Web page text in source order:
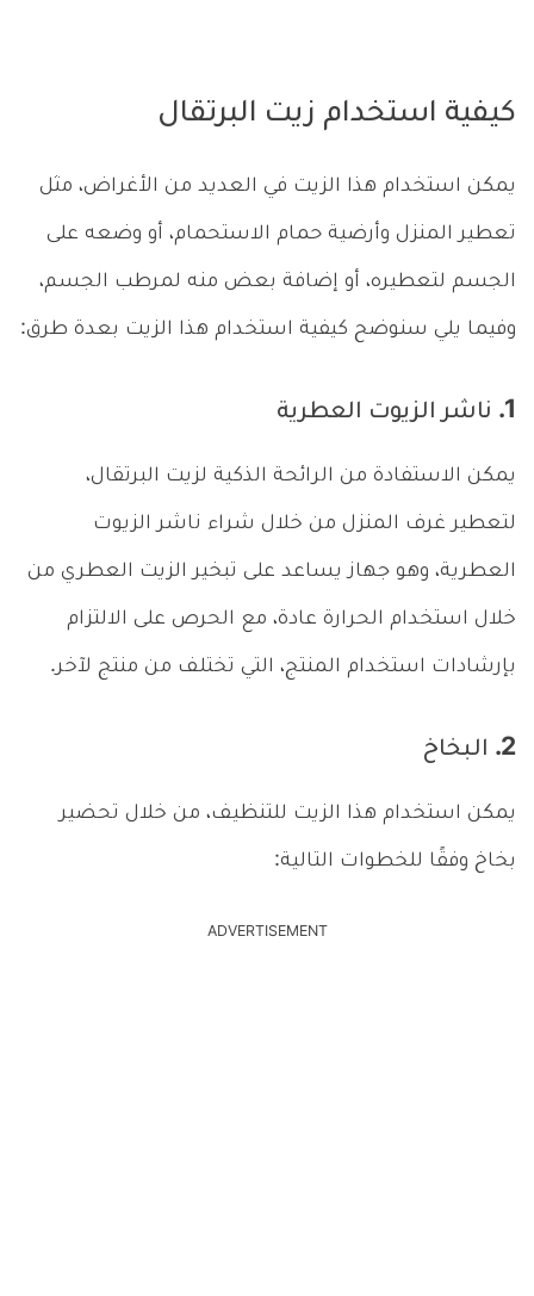
كيفية استخدام زيت البرتقال
يمكن استخدام هذا الزيت في العديد من الأغراض، مثل
تعطير المنزل وأرضية حمام الاستحمام، أو وضعه على
الجسم لتعطيره، أو إضافة بعض منه لمرطب الجسم،
وفيما يلي سنوضح كيفية استخدام هذا الزيت بعدة طرق:
1. ناشر الزيوت العطرية
يمكن الاستفادة من الرائحة الذكية لزيت البرتقال،
لتعطير غرف المنزل من خلال شراء ناشر الزيوت
العطرية، وهو جهاز يساعد على تبخير الزيت العطري من
خلال استخدام الحرارة عادة، مع الحرص على الالتزام
بإرشادات استخدام المنتج، التي تختلف من منتج لآخر.
2. البخاخ
يمكن استخدام هذا الزيت للتنظيف، من خلال تحضير
بخاخ وفقًا للخطوات التالية:
ADVERTISEMENT